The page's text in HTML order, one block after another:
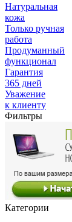
Натуральная
кожа
Только ручная
работа
Продуманный
функционал
Гарантия
365 дней
Уважение
к клиенту
Фильтры
Категории